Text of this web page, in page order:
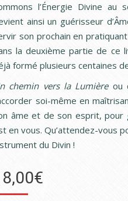
l’Énergie Divine au
ainsi un guérisseur
son prochain en
la deuxième partie de ce
formé plusieurs centaines
chemin vers la Lumièreou
soi-même en
âme et de son esprit, pour
en vous. Qu’attendez-vous
du Divin !
€